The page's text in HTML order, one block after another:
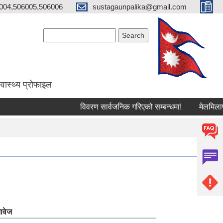
sustagaunpalika@gmail.com
प्राेफाइल
विवरण सार्वजनिक गरिएको सम्बन्धमा!